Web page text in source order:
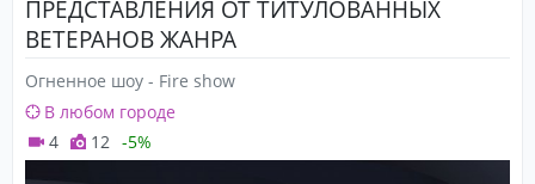
ПРЕДСТАВЛЕНИЯ ОТ ТИТУЛОВАННЫХ
ВЕТЕРАНОВ ЖАНРА
Огненное шоу - Fire show
В любом городе
4
12 -5%